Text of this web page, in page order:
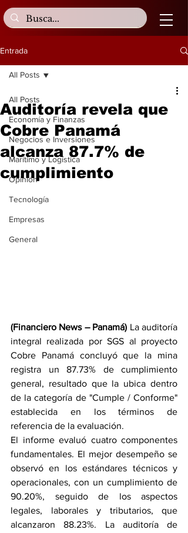
Entrada
All Posts
Economía y Finanzas
Negocios e Inversiones
Marítimo y Logística
Opinión
Tecnología
Empresas
General
All Posts
Auditoría revela que
Cobre Panamá
alcanza 87.7% de
cumplimiento
(Financiero News – Panamá) La auditoría
integral realizada por SGS al proyecto
Cobre Panamá concluyó que la mina
registra un 87.73% de cumplimiento
general, resultado que la ubica dentro
de la categoría de "Cumple / Conforme"
establecida en los términos de
referencia de la evaluación.
El informe evaluó cuatro componentes
fundamentales. El mejor desempeño se
observó en los estándares técnicos y
operacionales, con un cumplimiento de
90.20%, seguido de los aspectos
legales, laborales y tributarios, que
alcanzaron 88.23%. La auditoría de